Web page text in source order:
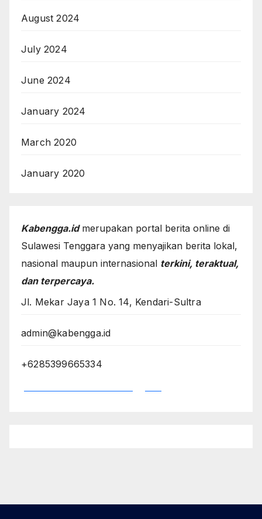
August 2024
July 2024
June 2024
January 2024
March 2020
January 2020
Kabengga.idmerupakan portal berita online di
Sulawesi Tenggara yang menyajikan berita lokal,
nasional maupun internasional terkini, teraktual,
dan terpercaya.
Jl. Mekar Jaya 1 No. 14, Kendari-Sultra
admin@kabengga.id
+6285399665334